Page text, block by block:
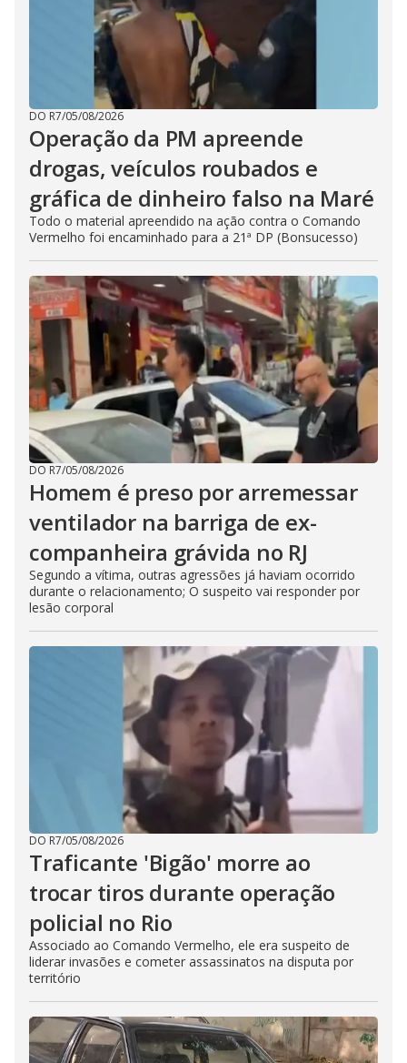
DO R7/05/08/2026
Operação da PM apreende
drogas, veículos roubados e
gráfica de dinheiro falso na Maré
Todo o material apreendido na ação contra o Comando
Vermelho foi encaminhado para a 21ª DP (Bonsucesso)
DO R7/05/08/2026
Homem é preso por arremessar
ventilador na barriga de ex-
companheira grávida no RJ
Segundo a vítima, outras agressões já haviam ocorrido
durante o relacionamento; O suspeito vai responder por
lesão corporal
DO R7/05/08/2026
Traficante 'Bigão' morre ao
trocar tiros durante operação
policial no Rio
Associado ao Comando Vermelho, ele era suspeito de
liderar invasões e cometer assassinatos na disputa por
território